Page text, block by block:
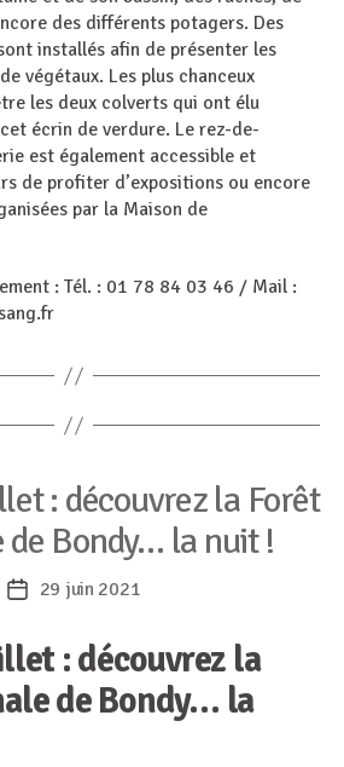
des différents potagers. Des
installés afin de présenter les
végétaux. Les plus chanceux
les deux colverts qui ont élu
écrin de verdure. Le rez-de-
est également accessible et
de profiter d’expositions ou encore
par la Maison de
: Tél. : 01 78 84 03 46 / Mail :
: découvrez la Forêt
de Bondy… la nuit !
Date
l’article
29 juin 2021
: découvrez la
de Bondy… la